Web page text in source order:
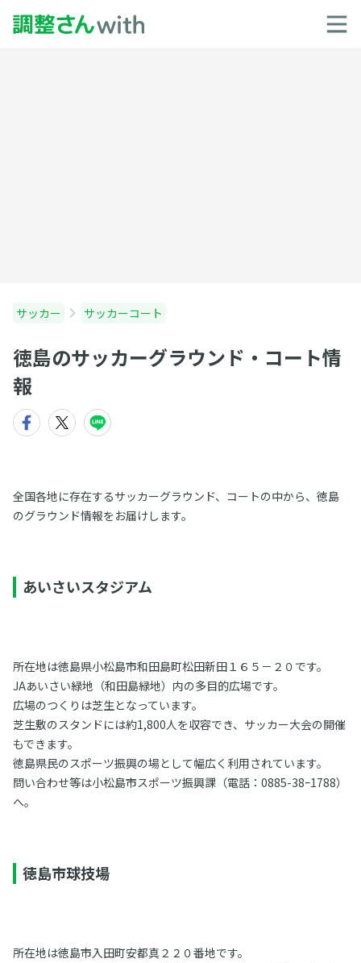
サッカー サッカーコート
徳島のサッカーグラウンド・コート情
報
全国各地に存在するサッカーグラウンド、コートの中から、徳島
のグラウンド情報をお届けします。
あいさいスタジアム
所在地は徳島県小松島市和田島町松田新田１６５－２０です。
JAあいさい緑地（和田島緑地）内の多目的広場です。
広場のつくりは芝生となっています。
芝生敷のスタンドには約1,800人を収容でき、サッカー大会の開催
もできます。
徳島県民のスポーツ振興の場として幅広く利用されています。
問い合わせ等は小松島市スポーツ振興課（電話：0885-38ｰ1788）
へ。
徳島市球技場
所在地は徳島市入田町安都真２２０番地です。